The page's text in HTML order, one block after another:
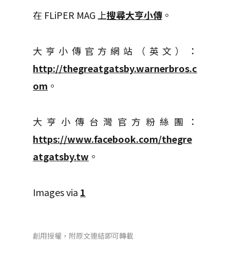
在 FLiPER MAG 上搜尋大亨小傳 。
大亨小傳官方網站（英文）：
http://thegreatgatsby.warnerbros.c
om 。
大亨小傳台灣官方粉絲團：
https://www.facebook.com/thegre
atgatsby.tw 。
Images via 1
創用授權，附原文連結即可轉載